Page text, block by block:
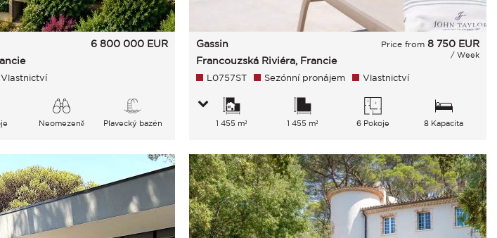
6 800 000 EUR
Vlastnictví
Neomezeně
Plavecký bazén
Gassin
Francouzská Riviéra, Francie
Price from 8 750 EUR
/ Week
L0757ST Sezónní pronájem Vlastnictví
1 455 m² 1 455 m² 6 Pokoje 8 Kapacita